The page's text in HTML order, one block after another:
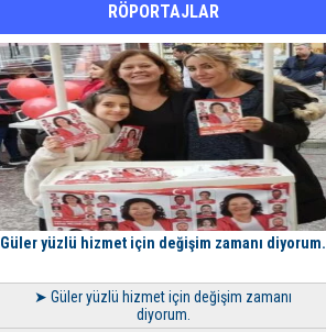
RÖPORTAJLAR
Güler yüzlü hizmet için değişim zamanı diyorum.
➤ Güler yüzlü hizmet için değişim zamanı
diyorum.